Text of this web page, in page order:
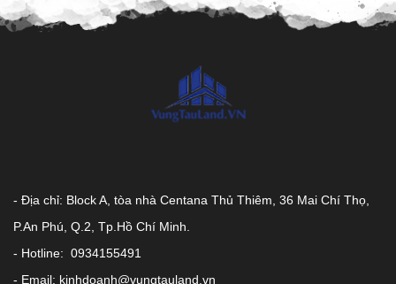
- Địa chỉ: Block A, tòa nhà Centana Thủ Thiêm, 36 Mai Chí Thọ,
P.An Phú, Q.2, Tp.Hồ Chí Minh.
- Hotline: 0934155491
- Email: kinhdoanh@vungtauland.vn